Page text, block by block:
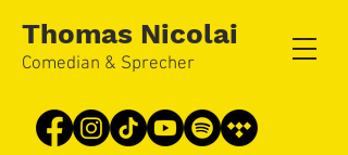
Thomas Nicolai
Comedian & Sprecher